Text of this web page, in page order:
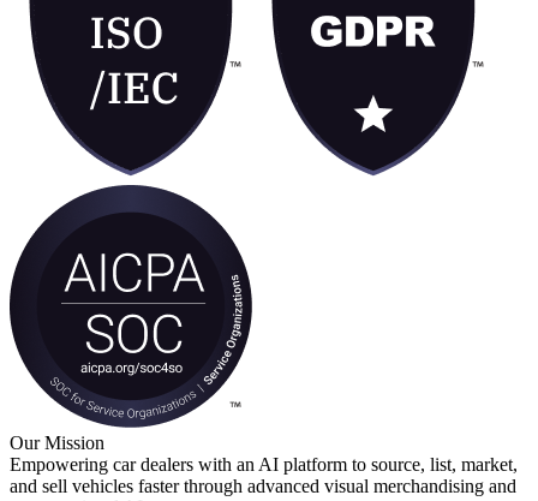
Our Mission
Empowering car dealers with an AI platform to source, list, market,
and sell vehicles faster through advanced visual merchandising and